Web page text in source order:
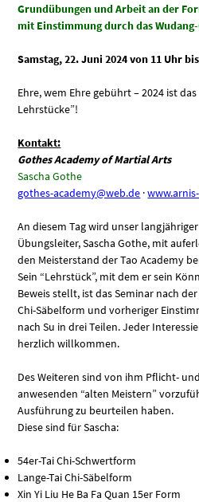
Grundübungen und Arbeit an der
mit Einstimmung durch das
Samstag, 22. Juni 2024 von 11 Uhr
Ehre, wem Ehre gebührt – 2024 ist
Lehrstücke”!
Kontakt:
Gothes Academy of Martial Arts
Sascha Gothe
gothes-academy@web.de ·
An diesem Tag wird unser
Übungsleiter, Sascha Gothe, mit
den Meisterstand der Tao Academy
Sein “Lehrstück”, mit dem er sein
Beweis stellt, ist das Seminar nach
Chi-Säbelform und vorheriger
nach Su in drei Teilen. Jeder
herzlich willkommen.
Des Weiteren sind von ihm Pflicht-
anwesenden “alten Meistern”
Ausführung zu beurteilen haben.
Diese sind für Sascha:
54er-Tai Chi-Schwertform
Lange-Tai Chi-Säbelform
Xin Yi Liu He Ba Fa Quan 15er Form